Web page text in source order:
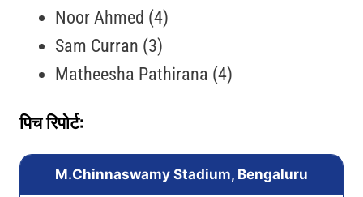
Noor Ahmed (4)
Sam Curran (3)
Matheesha Pathirana (4)
पिच रिपोर्ट:
M.Chinnaswamy Stadium, Bengaluru